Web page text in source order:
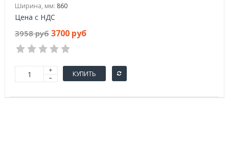
Ширина, мм: 860
Цена с НДС
3958 руб 3700 руб
КУПИТЬ